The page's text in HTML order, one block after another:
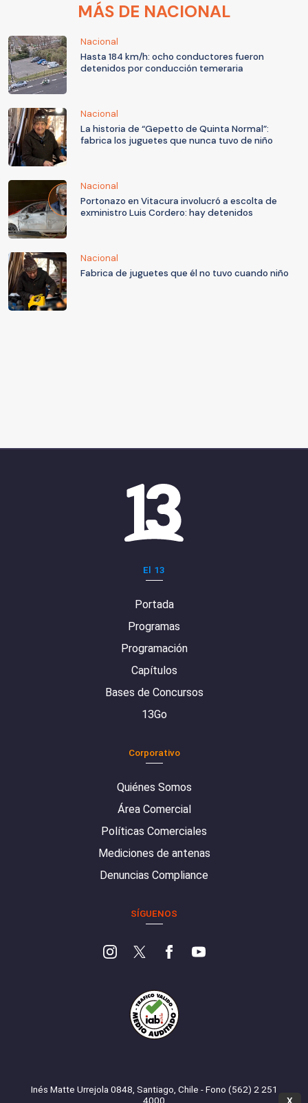
MÁS DE NACIONAL
Nacional
Hasta 184 km/h: ocho conductores fueron
detenidos por conducción temeraria
Nacional
La historia de “Gepetto de Quinta Normal”:
fabrica los juguetes que nunca tuvo de niño
Nacional
Portonazo en Vitacura involucró a escolta de
exministro Luis Cordero: hay detenidos
Nacional
Fabrica de juguetes que él no tuvo cuando niño
El 13
Portada
Programas
Programación
Capítulos
Bases de Concursos
13Go
Corporativo
Quiénes Somos
Área Comercial
Políticas Comerciales
Mediciones de antenas
Denuncias Compliance
SÍGUENOS
Inés Matte Urrejola 0848, Santiago, Chile - Fono (562) 2 251
4000
X